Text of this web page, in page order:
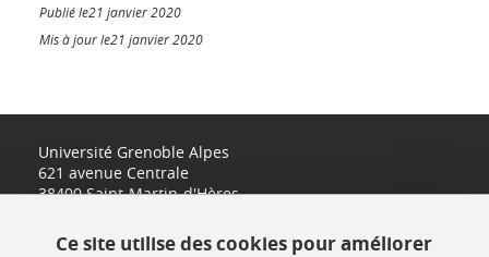
Publié le21 janvier 2020
Mis à jour le21 janvier 2020
Université Grenoble Alpes
621 avenue Centrale
38400 Saint-Martin-d'Hères
Ce site utilise des cookies pour améliorer